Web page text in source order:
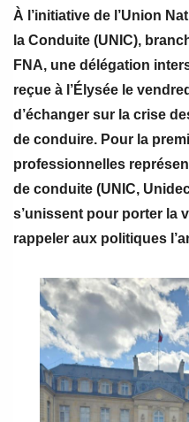
À l’initiative de l’Union
la Conduite (UNIC),
FNA, une délégation
reçue à l’Élysée le
d’échanger sur la crise
de conduire. Pour la
professionnelles
de conduite (UNIC,
s’unissent pour porter la
rappeler aux politiques